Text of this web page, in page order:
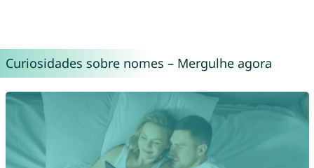
Curiosidades sobre nomes – Mergulhe agora